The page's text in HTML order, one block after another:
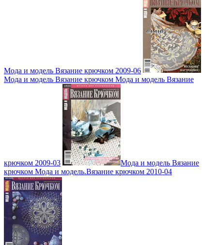
Мода и модель Вязание крючком 2009-06
Мода и модель Вязание крючком Мода и модель Вязание
крючком 2009-03
Мода и модель Вязание
крючком Мода и модель.Вязание крючком 2010-04